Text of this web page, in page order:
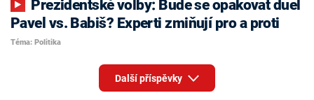
Pavel vs. Babiš? Experti zmiňují pro a proti
Téma: Politika
Další příspěvky